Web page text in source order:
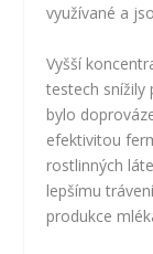
využívané a
Vyšší
testech snížily
bylo
efektivitou
rostlinných
lepšímu
produkce